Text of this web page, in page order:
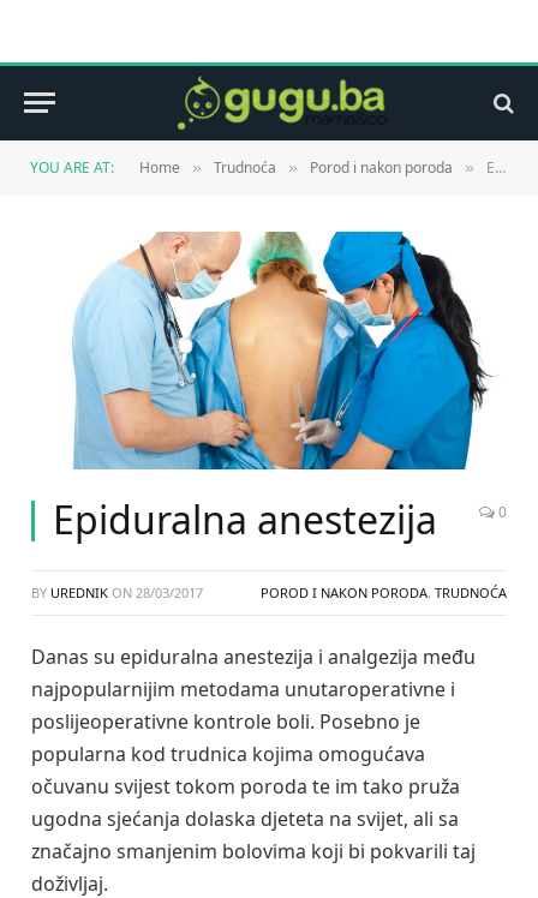
YOU ARE AT: Home » Trudnoća » Porod i nakon poroda » Epiduralna anestezija
Epiduralna anestezija 0
BY UREDNIK ON 28/03/2017 POROD I NAKON PORODA, TRUDNOĆA
Danas su epiduralna anestezija i analgezija među
najpopularnijim metodama unutaroperativne i
poslijeoperativne kontrole boli. Posebno je
popularna kod trudnica kojima omogućava
očuvanu svijest tokom poroda te im tako pruža
ugodna sjećanja dolaska djeteta na svijet, ali sa
značajno smanjenim bolovima koji bi pokvarili taj
doživljaj.